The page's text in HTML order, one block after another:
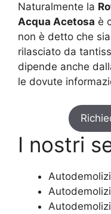
Naturalmente la
Acqua Acetosa è
non è detto che
rilasciato da
dipende anche
le dovute
I nostri